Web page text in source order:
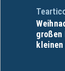
großen